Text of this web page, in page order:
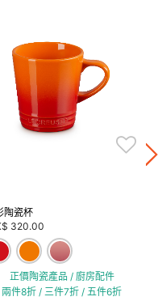
陶瓷杯
320.00
正價陶瓷產品 / 廚房配件
兩件8折 / 三件7折 / 五件6折